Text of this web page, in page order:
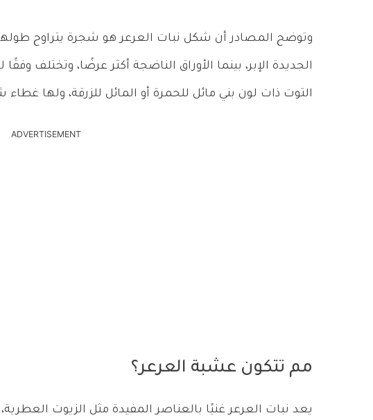
الجديدة الإبر، بينما الأوراق الناضجة أكثر عرضًا، وتختلف
التوت ذات لون بني مائل للحمرة أو المائل للزرقة، ولها
ADVERTISEMENT
مم تتكون عشبة العرعر؟
يعد نبات العرعر غنيًا بالعناصر المفيدة مثل الزيوت